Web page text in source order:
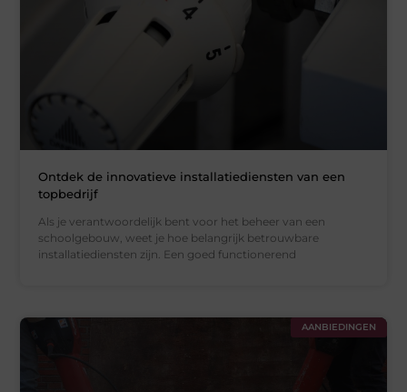
Ontdek de innovatieve installatiediensten van een
topbedrijf
Als je verantwoordelijk bent voor het beheer van een
schoolgebouw, weet je hoe belangrijk betrouwbare
installatiediensten zijn. Een goed functionerend
AANBIEDINGEN